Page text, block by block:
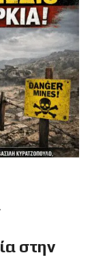
στην